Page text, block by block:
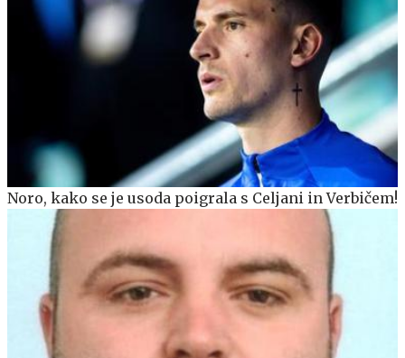
Noro, kako se je usoda poigrala s Celjani in Verbičem!